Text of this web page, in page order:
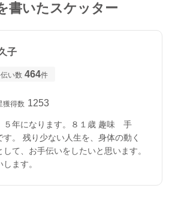
書いたスケッター
子
い数 464件
獲得数 1253
５年になります。８１歳 趣味 手
。 残り少ない人生を、身体の動く
て、お手伝いをしたいと思います。
ます。